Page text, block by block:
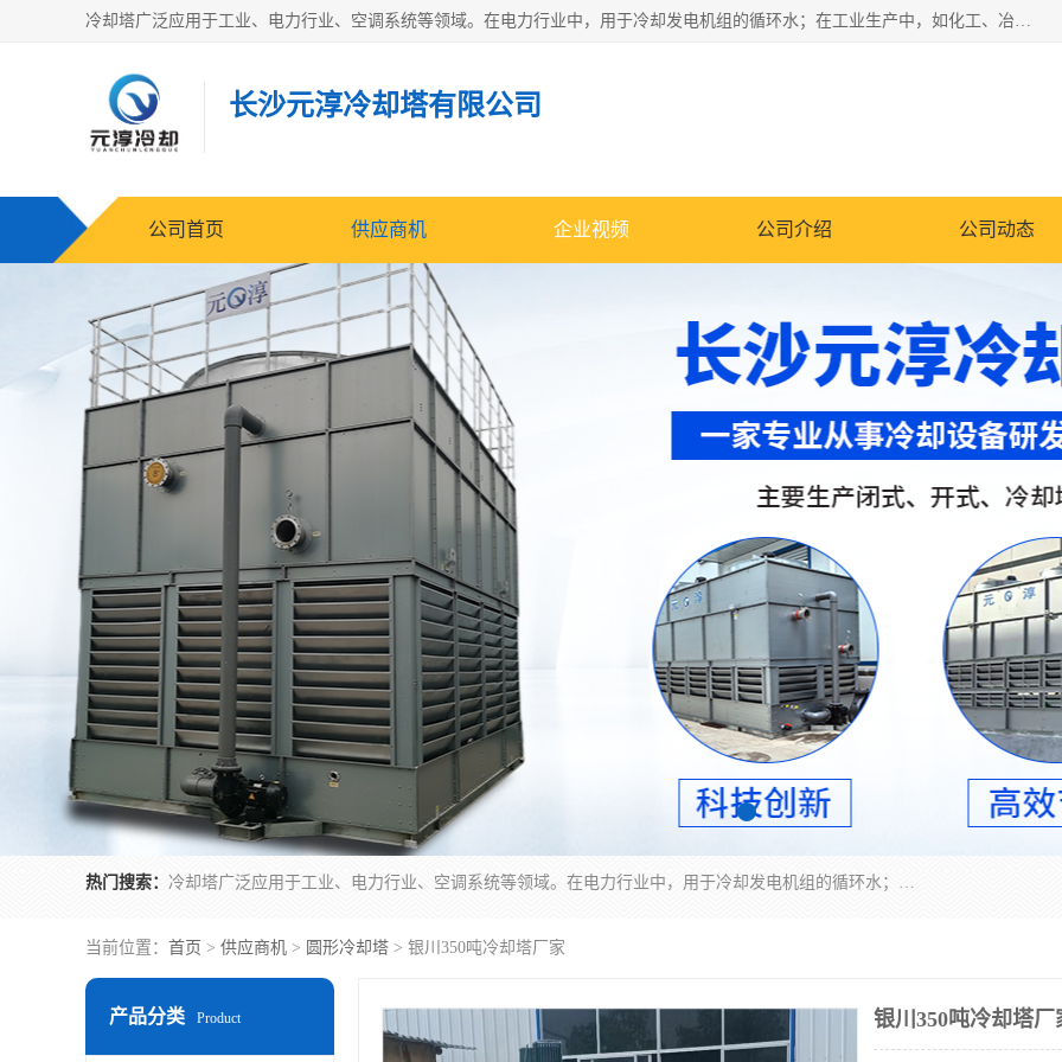
冷却塔广泛应用于工业、电力行业、空调系统等领域。在电力行业中，用于冷却发电机组的循环水；在工业生产中，如化工、冶金等行业，可降低生产过程中产生的热量；在空调系统中，为空调设备提供冷却水源
长沙元淳冷却塔有限公司
公司首页 供应商机 企业视频 公司介绍 公司动态
热门搜索： 冷却塔广泛应用于工业、电力行业、空调系统等领域。在电力行业中，用于冷却发电机组的循环水；在工业生产中，如化工、冶金等行业，可降低生产过程中产生的热量；在空调系统中，为空调设备提供冷却水源
当前位置： 首页 > 供应商机 > 圆形冷却塔 > 银川350吨冷却塔厂家
产品分类 Product 银川350吨冷却塔厂